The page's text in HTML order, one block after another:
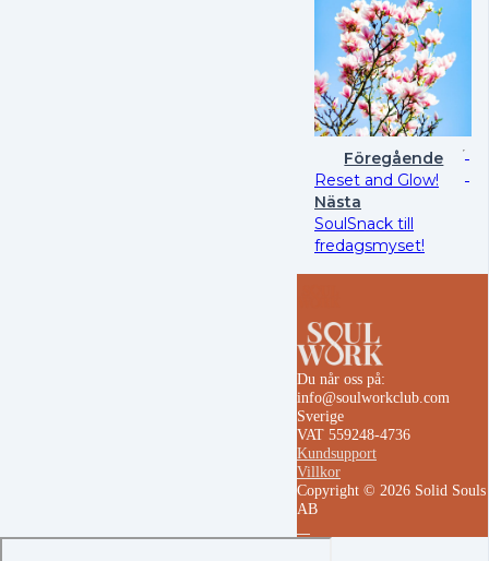
Föregående
Reset and Glow!
Nästa
SoulSnack till
fredagsmyset!
Du når oss på:
info@soulworkclub.com
Sverige
VAT 559248-4736
Kundsupport
Villkor
Copyright © 2026 Solid Souls
AB